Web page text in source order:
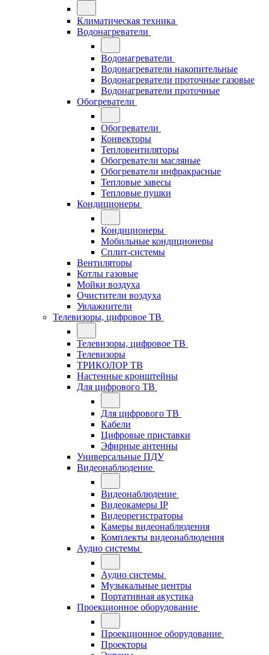
Климатическая техника
Водонагреватели
Водонагреватели
Водонагреватели накопительные
Водонагреватели проточные газовые
Водонагреватели проточные
Обогреватели
Обогреватели
Конвекторы
Тепловентиляторы
Обогреватели масляные
Обогреватели инфракрасные
Тепловые завесы
Тепловые пушки
Кондиционеры
Кондиционеры
Мобильные кондиционеры
Сплит-системы
Вентиляторы
Котлы газовые
Мойки воздуха
Очистители воздуха
Увлажнители
Телевизоры, цифровое ТВ
Телевизоры, цифровое ТВ
Телевизоры
ТРИКОЛОР ТВ
Настенные кронштейны
Для цифрового ТВ
Для цифрового ТВ
Кабели
Цифровые приставки
Эфирные антенны
Универсальные ПДУ
Видеонаблюдение
Видеонаблюдение
Видеокамеры IP
Видеорегистраторы
Камеры видеонаблюдения
Комплекты видеонаблюдения
Аудио системы
Аудио системы
Музыкальные центры
Портативная акустика
Проекционное оборудование
Проекционное оборудование
Проекторы